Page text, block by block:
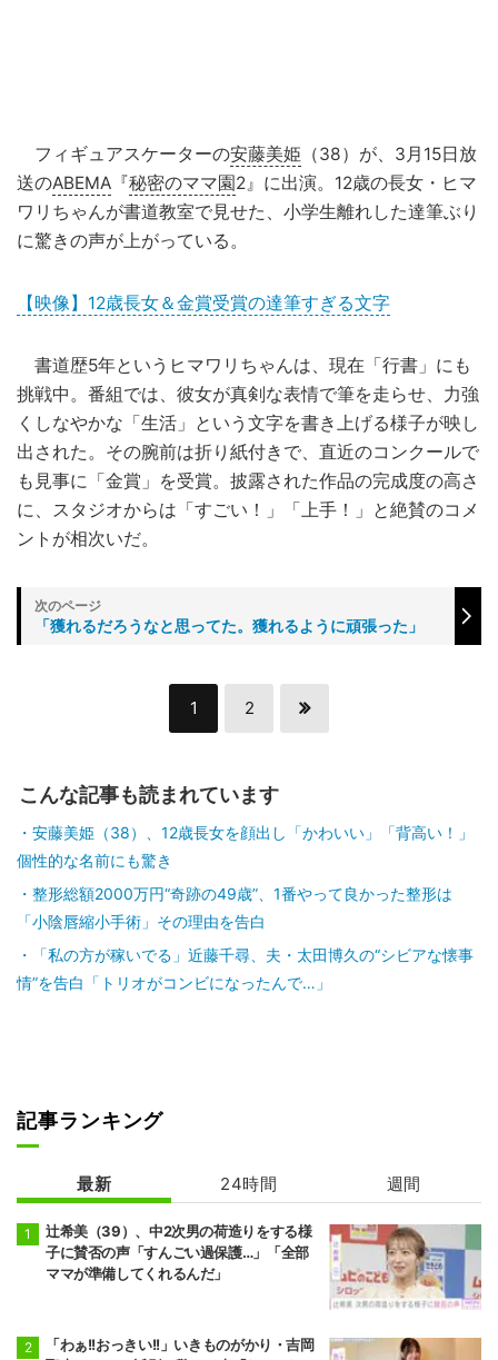
フィギュアスケーターの安藤美姫 （38）が、3月15日放
送のABEMA 『秘密のママ園2』に出演。12歳の長女・ヒマ
ワリちゃんが書道教室で見せた、小学生離れした達筆ぶり
に驚きの声が上がっている。
【映像】12歳長女＆金賞受賞の達筆すぎる文字
書道歴5年というヒマワリちゃんは、現在「行書」にも
挑戦中。番組では、彼女が真剣な表情で筆を走らせ、力強
くしなやかな「生活」という文字を書き上げる様子が映し
出された。その腕前は折り紙付きで、直近のコンクールで
も見事に「金賞」を受賞。披露された作品の完成度の高さ
に、スタジオからは「すごい！」「上手！」と絶賛のコメ
ントが相次いだ。
「獲れるだろうなと思ってた。獲れるように頑張った」
1 2
こんな記事も読まれています
安藤美姫（38）、12歳長女を顔出し「かわいい」「背高い！」
個性的な名前にも驚き
整形総額2000万円“奇跡の49歳”、1番やって良かった整形は
「小陰唇縮小手術」その理由を告白
「私の方が稼いでる」近藤千尋、夫・太田博久の“シビアな懐事
情”を告白「トリオがコンビになったんで…」
記事ランキング
最新 24時間 週間
辻希美（39）、中2次男の荷造りをする様
子に賛否の声「すんごい過保護…」「全部
ママが準備してくれるんだ」
「わぁ!!おっきい!!」いきものがかり・吉岡